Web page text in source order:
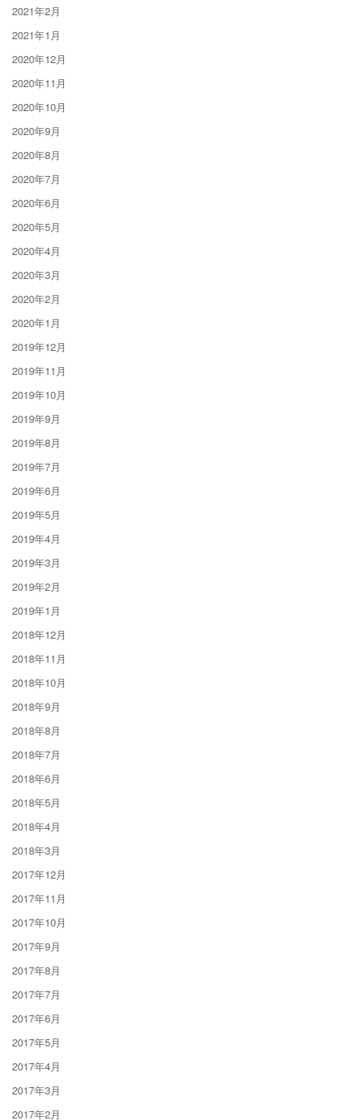
2021年2月
2021年1月
2020年12月
2020年11月
2020年10月
2020年9月
2020年8月
2020年7月
2020年6月
2020年5月
2020年4月
2020年3月
2020年2月
2020年1月
2019年12月
2019年11月
2019年10月
2019年9月
2019年8月
2019年7月
2019年6月
2019年5月
2019年4月
2019年3月
2019年2月
2019年1月
2018年12月
2018年11月
2018年10月
2018年9月
2018年8月
2018年7月
2018年6月
2018年5月
2018年4月
2018年3月
2017年12月
2017年11月
2017年10月
2017年9月
2017年8月
2017年7月
2017年6月
2017年5月
2017年4月
2017年3月
2017年2月